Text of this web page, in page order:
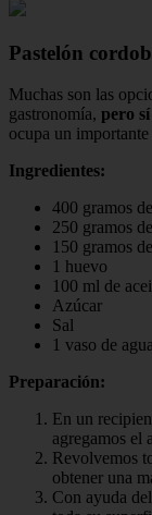
Pastelón
Muchas son las
gastronomía, pero
ocupa un
Ingredientes:
400 gramos
250 gramos
150 gramos
1 huevo
100 ml de
Azúcar
Sal
1 vaso de agua
Preparación:
En un
agregamos el
Revolvemos
obtener una
Con ayuda